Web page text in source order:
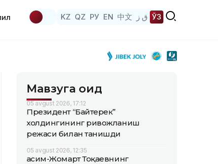
KZ QZ РУ EN 中文 ق ز ЎЗ
Мавзуга оид
05 avgust 2026, 17:12
Президент “Байтерек”
холдингининг ривожланиш
режаси билан танишди
05 avgust 2026, 12:35
Қасим-Жомарт Тоқаевнинг